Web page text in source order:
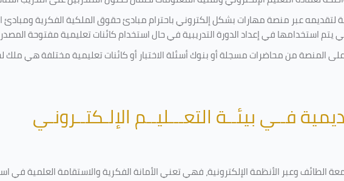
لتقديمه عبر منصة مهارات بشكل إلكتروني باحترام مبادئ حقوق الملكية الفكرية
يتم استخدامها في إعداد الدورة التدريبية في حال استخدام كائنات تعليمية مفتوحة
المنصة من محاضرات مسجلة أو بنوك أسئلة الاختبار أو كائنات تعليمية مختلفة هي
فــي بيئــة التعـــليــم الإلـكتــرونـي
الطائف وعبر الأنظمة الإلكترونية، فهي تعني الأمانة الفكرية والاستقامة العلمية